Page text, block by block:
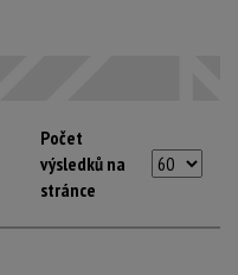
Počet
výsledků na
stránce